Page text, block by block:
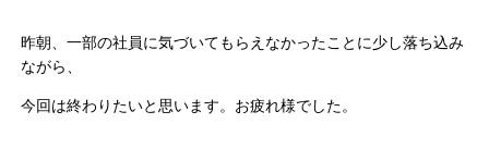
昨朝、一部の社員に気づいてもらえなかったことに少し落ち込み
ながら、
今回は終わりたいと思います。お疲れ様でした。